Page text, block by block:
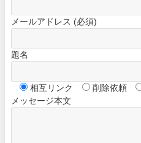
メールアドレス (必須)
題名
相互リンク 削除依頼
メッセージ本文